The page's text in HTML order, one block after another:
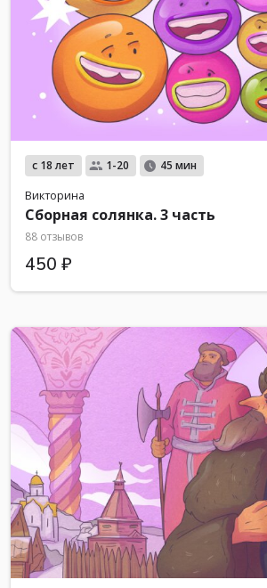
с 18 лет 1-20 45 мин
Викторина
Сборная солянка. 3 часть
88 отзывов
450 ₽